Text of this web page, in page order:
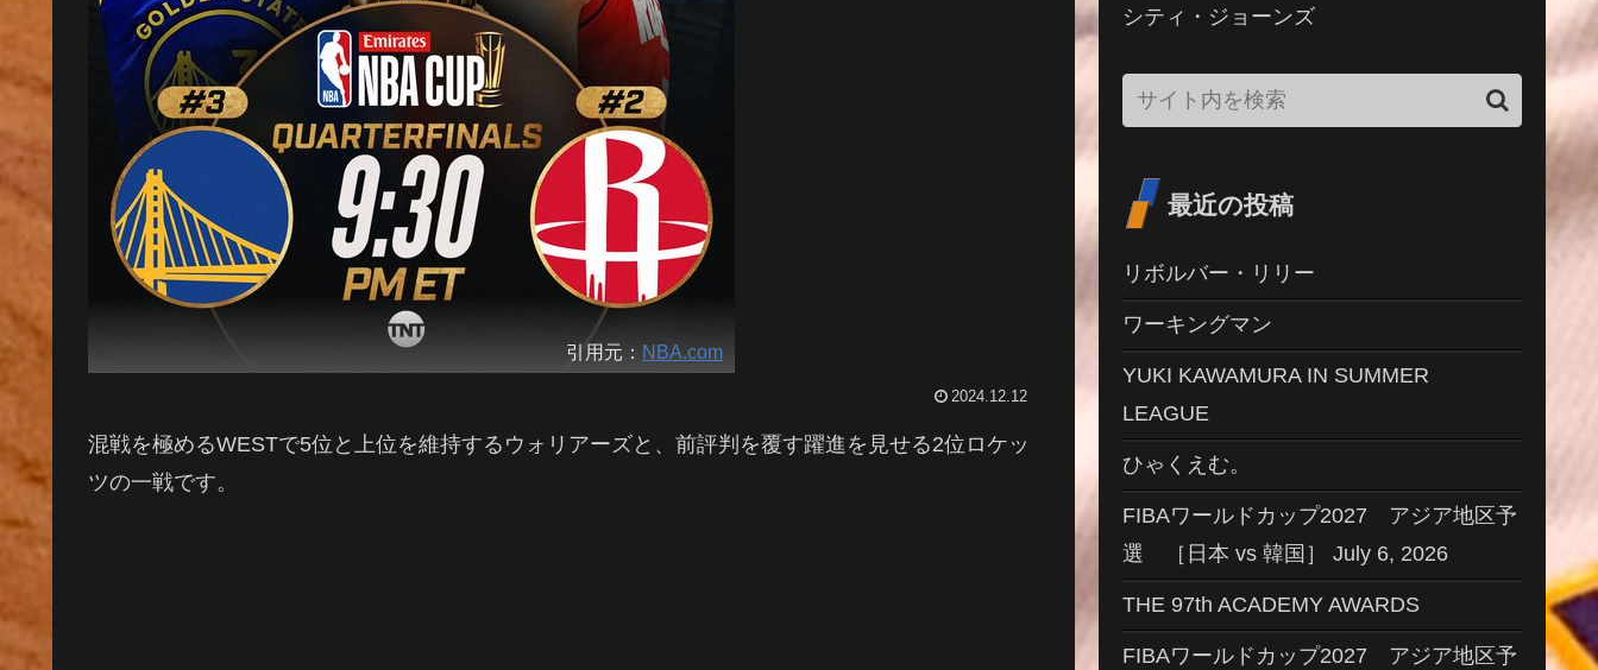
引用元： NBA.com
2024.12.12
混戦を極めるWESTで5位と上位を維持するウォリアーズと、前評判を覆す躍進を見せる2位ロケッ
ツの一戦です。
シティ・ジョーンズ
最近の投稿
リボルバー・リリー
ワーキングマン
YUKI KAWAMURA IN SUMMER
LEAGUE
ひゃくえむ。
FIBAワールドカップ2027 アジア地区予
選 ［日本 vs 韓国］ July 6, 2026
THE 97th ACADEMY AWARDS
FIBAワールドカップ2027 アジア地区予